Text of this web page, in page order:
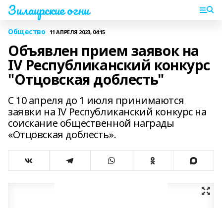
Зилаирские огни
Общество 11 АПРЕЛЯ 2023, 04:15
Объявлен прием заявок на
IV Республиканский конкурс
"Отцовская доблесть"
С 10 апреля до 1 июля принимаются
заявки на IV Республиканский конкурс на
соискание общественной награды
«Отцовская доблесть».